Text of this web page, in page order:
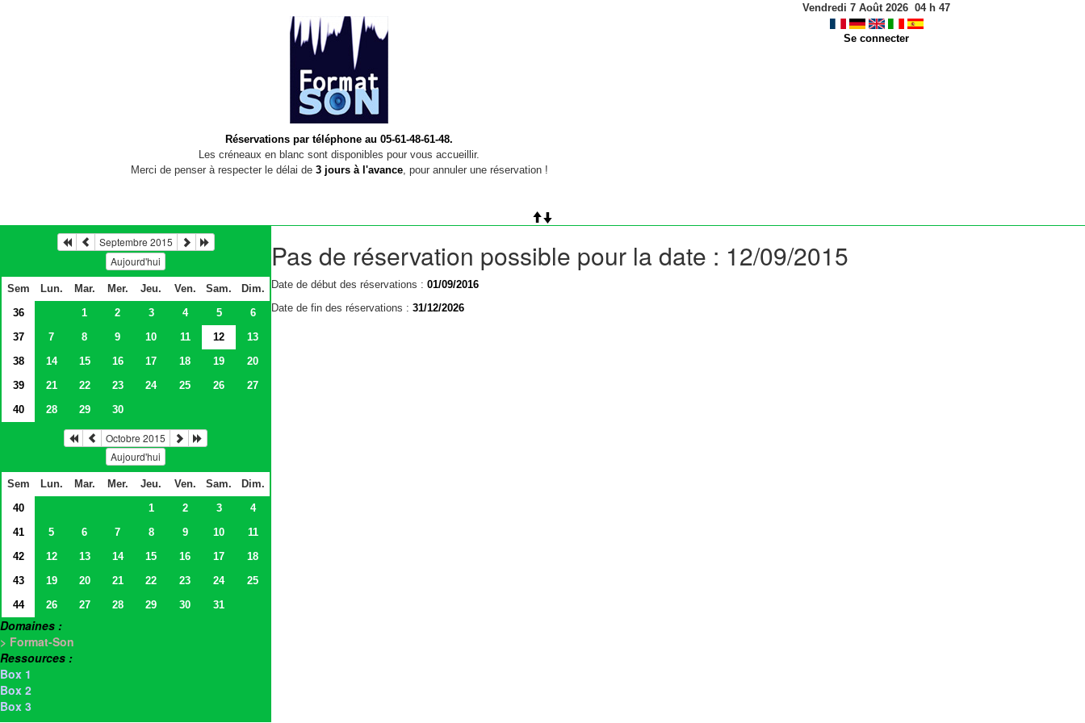
Réservations par téléphone au 05-61-48-61-48.
Les créneaux en blanc sont disponibles pour vous accueillir.
Merci de penser à respecter le délai de 3 jours à l'avance, pour annuler une réservation !
Vendredi 7 Août 2026 04h 47
Se connecter
Septembre 2015
Aujourd'hui
Sem Lun. Mar. Mer. Jeu. Ven. Sam.
Dim.
36
1 2 3 4 5
6
37
7 8 9 10 11 12
13
38
14 15 16 17 18 19
20
39
21 22 23 24 25 26
27
40
28 29 30
Octobre 2015
Aujourd'hui
Sem Lun. Mar. Mer. Jeu. Ven. Sam.
Dim.
40
1 2 3
4
41
5 6 7 8 9 10
11
42
12 13 14 15 16 17
18
43
19 20 21 22 23 24
25
44
26 27 28 29 30 31
Domaines :
> Format-Son
Ressources :
Box 1
Box 2
Box 3
Pas de réservation possible pour la date : 12/09/2015
Date de début des réservations : 01/09/2016
Date de fin des réservations : 31/12/2026